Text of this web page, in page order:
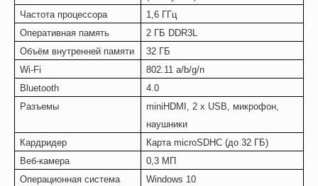
Частота процессора
1,6 ГГц
Оперативная память
2 ГБ DDR3L
Объём внутренней памяти
32 ГБ
Wi-Fi
802.11 a/b/g/n
Bluetooth
4.0
Разъемы
miniHDMI , 2 х USB, микрофон,
наушники
Кардридер
Карта microSDHC (до 32 ГБ)
Веб-камера
0,3 МП
Операционная система
Windows 10